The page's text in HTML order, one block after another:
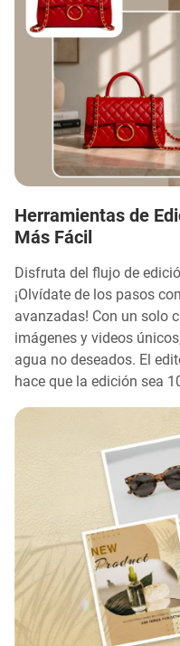
Herramientas de
Más Fácil
Disfruta del flujo de
¡Olvídate de los pasos
avanzadas! Con un solo
imágenes y videos
agua no deseados. El
hace que la edición sea